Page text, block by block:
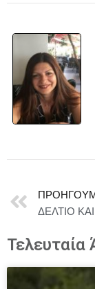
Τελευταία